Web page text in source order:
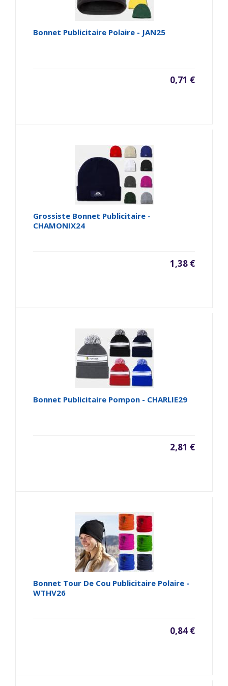
Bonnet Publicitaire Polaire - JAN25
0,71 €
Grossiste Bonnet Publicitaire -
CHAMONIX24
1,38 €
Bonnet Publicitaire Pompon - CHARLIE29
2,81 €
Bonnet Tour De Cou Publicitaire Polaire -
WTHV26
0,84 €